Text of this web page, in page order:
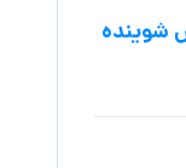
شوینده